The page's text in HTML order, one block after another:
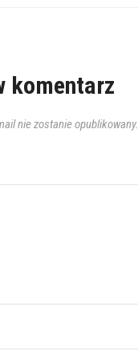
komentarz
nie zostanie opublikowany.